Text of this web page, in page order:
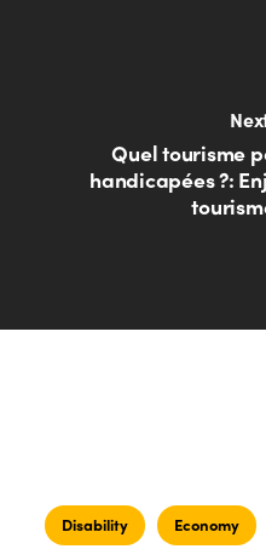
Quel tourisme
handicapées ?:
Disability Economy